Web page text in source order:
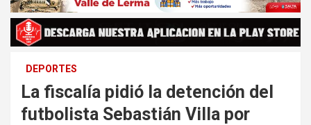
DEPORTES
La fiscalía pidió la detención del
futbolista Sebastián Villa por